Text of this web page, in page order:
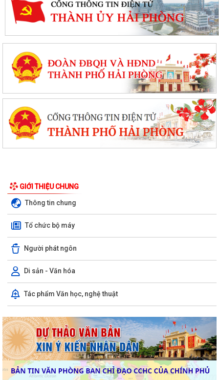
GIỚI THIỆU CHUNG
Thông tin chung
Tổ chức bộ máy
Người phát ngôn
Di sản - Văn hóa
Tác phẩm Văn học, nghệ thuật